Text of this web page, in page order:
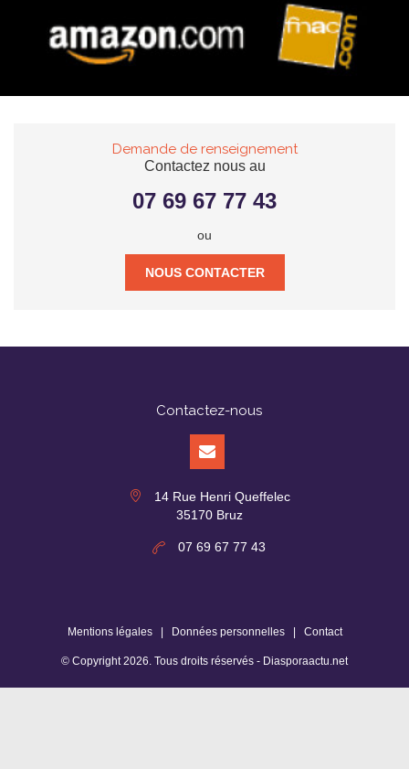
Demande de renseignement
Contactez nous au
07 69 67 77 43
ou
NOUS CONTACTER
Contactez-nous
14 Rue Henri Queffelec
35170 Bruz
07 69 67 77 43
Mentions légales| Données personnelles| Contact
© Copyright2026. Tous droits réservés - Diasporaactu.net